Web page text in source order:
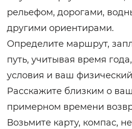
рельефом, дорогами,
другими ориентирами.
Определите маршрут,
путь, учитывая время
условия и ваш
Расскажите близким о
примерном времени
Возьмите карту, компас,